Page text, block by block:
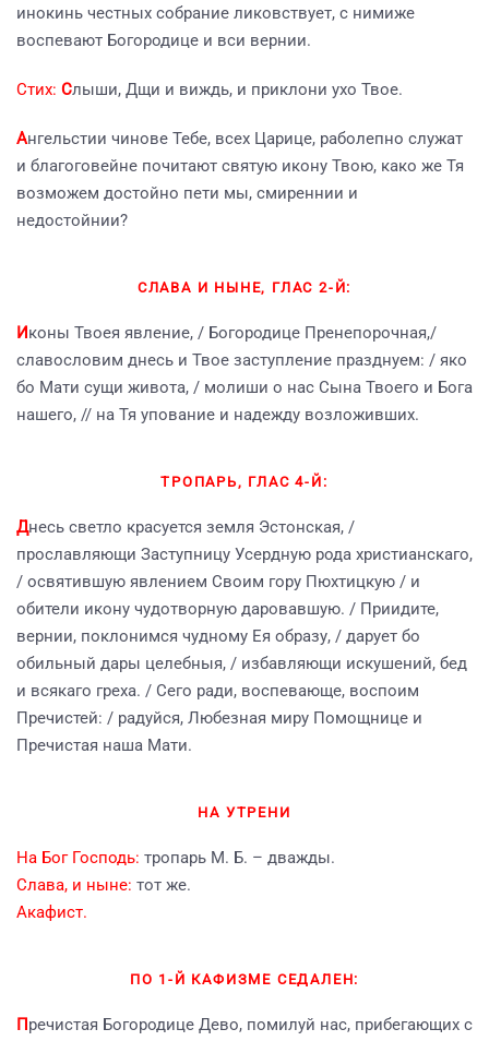
инокинь честных собрание ликовствует, с нимиже
воспевают Богородице и вси вернии.
Стих: Слыши, Дщи и виждь, и приклони ухо Твое.
Ангельстии чинове Тебе, всех Царице, раболепно служат
и благоговейне почитают святую икону Твою, како же Тя
возможем достойно пети мы, смиреннии и
недостойнии?
СЛАВА И НЫНЕ, ГЛАС 2-Й:
Иконы Твоея явление, / Богородице Пренепорочная,/
славословим днесь и Твое заступление празднуем: / яко
бо Мати сущи живота, / молиши о нас Сына Твоего и Бога
нашего, // на Тя упование и надежду возложивших.
ТРОПАРЬ, ГЛАС 4-Й:
Днесь светло красуется земля Эстонская, /
прославляющи Заступницу Усердную рода христианскаго,
/ освятившую явлением Своим гору Пюхтицкую / и
обители икону чудотворную даровавшую. / Приидите,
вернии, поклонимся чудному Ея образу, / дарует бо
обильный дары целебныя, / избавляющи искушений, бед
и всякаго греха. / Сего ради, воспевающе, воспоим
Пречистей: / радуйся, Любезная миру Помощнице и
Пречистая наша Мати.
НА УТРЕНИ
На Бог Господь: тропарь М. Б. – дважды.
Слава, и ныне: тот же.
Акафист.
ПО 1-Й КАФИЗМЕ СЕДАЛЕН:
Пречистая Богородице Дево, помилуй нас, прибегающих с